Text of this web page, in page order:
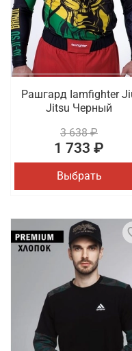
Рашгард Iamfighter
Jitsu Черный
3 638 ₽
1 733 ₽
Выбрать